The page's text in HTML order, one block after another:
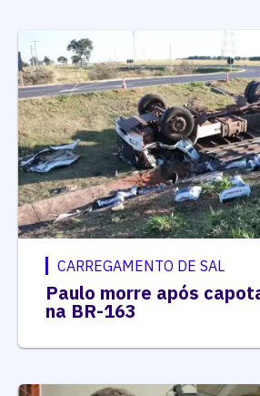
CARREGAMENTO DE SAL
Paulo morre após
na BR-163